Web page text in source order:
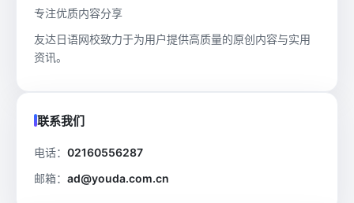
专注优质内容分享
友达日语网校致力于为用户提供高质量的原创内容与实用
资讯。
联系我们
电话： 02160556287
邮箱： ad@youda.com.cn